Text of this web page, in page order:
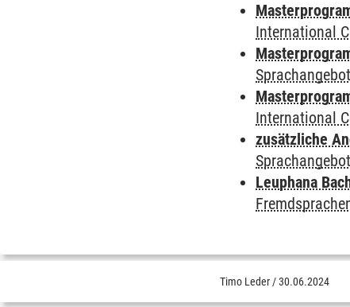
International
International
zusätzliche
Leuphana
Timo Leder /30.06.2024